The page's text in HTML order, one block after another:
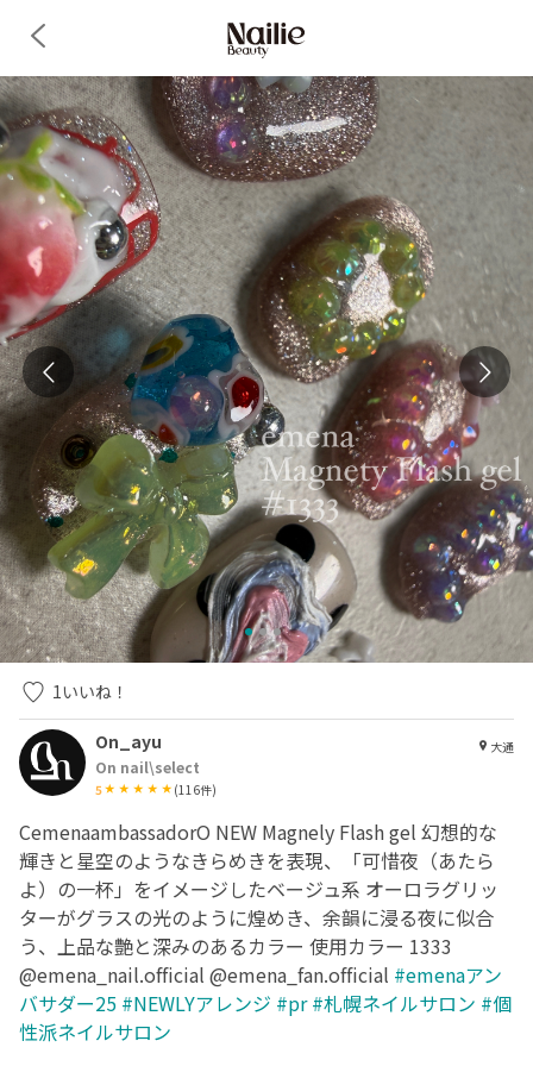
1いいね！
On_ayu
On nail\select
5 (116件)
大通
CemenaambassadorO NEW Magnely Flash gel 幻想的な
輝きと星空のようなきらめきを表現、「可惜夜（あたら
よ）の一杯」をイメージしたベージュ系 オーロラグリッ
ターがグラスの光のように煌めき、余韻に浸る夜に似合
う、上品な艶と深みのあるカラー 使用カラー 1333
@emena_nail.official @emena_fan.official #emenaアン
バサダー25 #NEWLYアレンジ #pr #札幌ネイルサロン #個
性派ネイルサロン